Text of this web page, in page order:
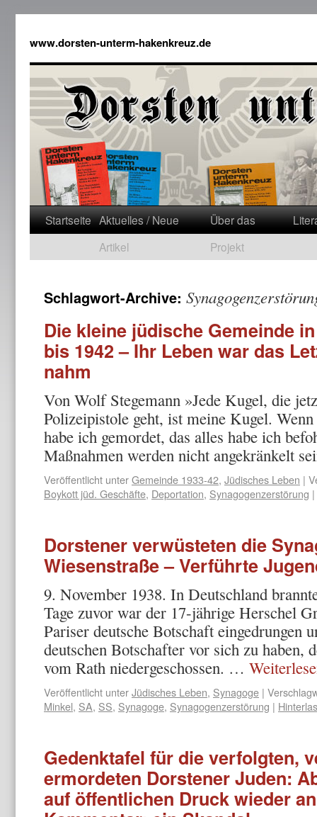
www.dorsten-unterm-hakenkreuz.de
Startseite Aktuelles / Neue
Artikel
Über das
Projekt
Schlagwort-Archive:
Die kleine jüdische Gemeinde
bis 1942 – Ihr Leben war das
nahm
Von Wolf Stegemann »Jede Kugel, die
Polizeipistole geht, ist meine Kugel.
habe ich gemor­det, das alles habe ich
Maßnahmen werden nicht ange­kränkelt
Veröffentlicht unterGemeinde 1933-42, Jüdisches Leben |
Boykott jüd. Geschäfte, Deportation, Synagogenzerstörung |
Dorstener verwüsteten die
Wiesenstraße – Verführte
9. November 1938. In Deutschland
Tage zuvor war der 17-jährige Herschel
Pariser deutsche Botschaft eingedrungen
deutschen Botschafter vor sich zu haben,
vom Rath niedergeschossen. …
Veröffentlicht unterJüdisches Leben, Synagoge |
Minkel, SA, SS, Synagoge, Synagogenzerstörung |
Gedenktafel für die verfolgten,
ermordeten Dorstener Juden:
auf öffentlichen Druck wieder